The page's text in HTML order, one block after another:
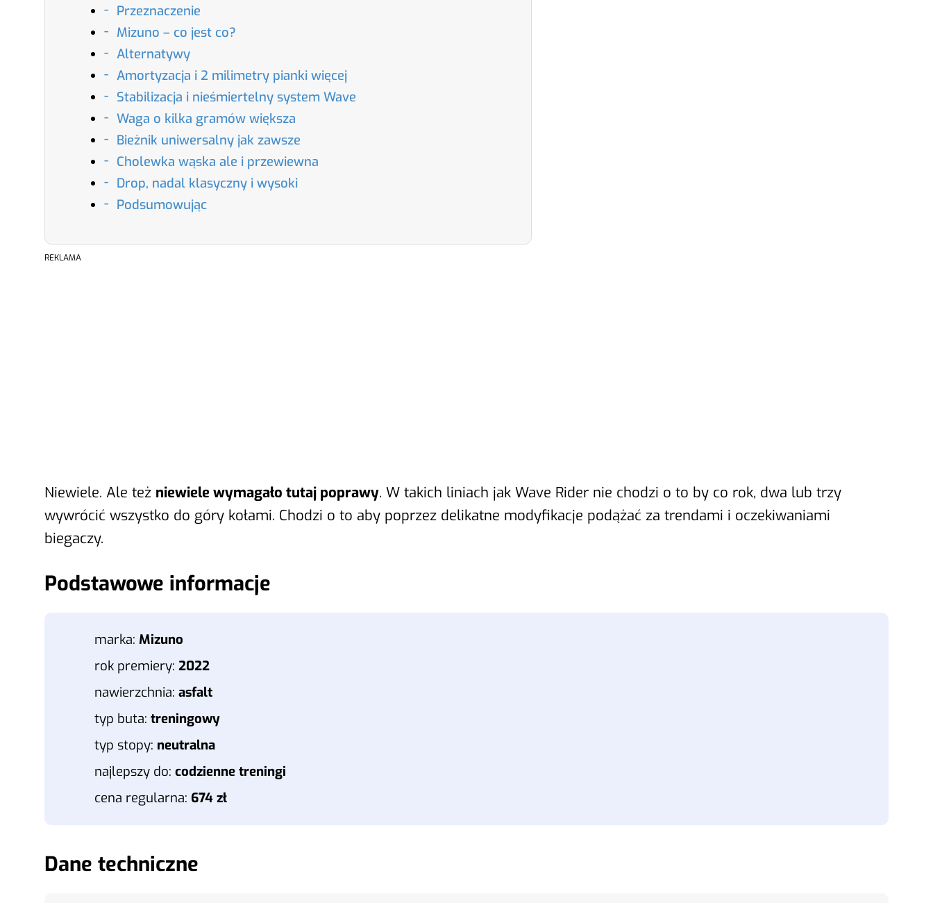
Przeznaczenie
Mizuno – co jest co?
Alternatywy
Amortyzacja i 2 milimetry pianki więcej
Stabilizacja i nieśmiertelny system Wave
Waga o kilka gramów większa
Bieżnik uniwersalny jak zawsze
Cholewka wąska ale i przewiewna
Drop, nadal klasyczny i wysoki
Podsumowując
REKLAMA
Niewiele. Ale też niewiele wymagało tutaj poprawy. W takich liniach jak Wave Rider nie chodzi o to by co rok, dwa lub trzy
wywrócić wszystko do góry kołami. Chodzi o to aby poprzez delikatne modyfikacje podążać za trendami i oczekiwaniami
biegaczy.
Podstawowe informacje
marka: Mizuno
rok premiery: 2022
nawierzchnia: asfalt
typ buta: treningowy
typ stopy: neutralna
najlepszy do: codzienne treningi
cena regularna: 674 zł
Dane techniczne